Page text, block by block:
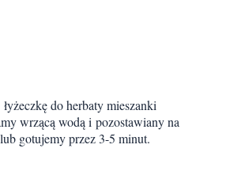
do herbaty mieszanki
wrzącą wodą i pozostawiany na
gotujemy przez 3-5 minut.